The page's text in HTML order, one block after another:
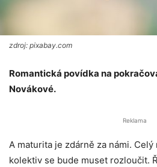
zdroj: pixabay.com
Romantická povídka na
Novákové.
Reklama
A maturita je zdárně za námi.
kolektiv se bude muset rozloučit.